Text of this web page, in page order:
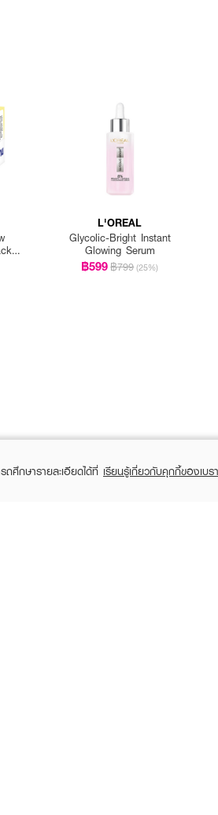
1
L'OREAL
Glycolic-Bright Instant
Glowing Serum
฿599฿799 (25%)
ศึกษารายละเอียดได้ที่ เรียนรู้เกี่ยวกับคุกกี้ของเบร